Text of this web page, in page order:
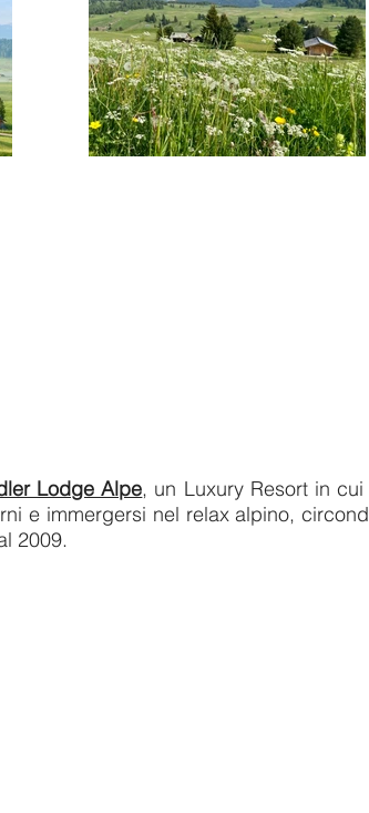
Lodge Alpe, un Luxury Resort in
e immergersi nel relax alpino,
2009.